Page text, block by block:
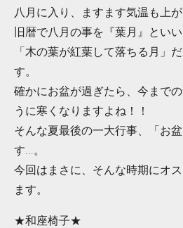
八月に入り、ますます気温も上
旧暦で八月の事を『葉月』といい
「木の葉が紅葉して落ちる月」
す。
確かにお盆が過ぎたら、今まで
うに寒くなりますよね！！
そんな夏最後の一大行事、「お
す...。
今回はまさに、そんな時期にオ
ます。
★和座椅子★